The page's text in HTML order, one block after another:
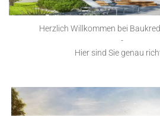
Herzlich Willkommen bei
-
Hier sind Sie genau